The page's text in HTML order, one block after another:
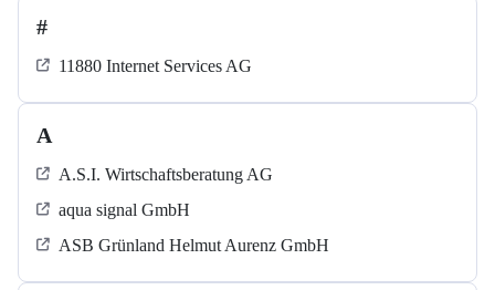
#
11880 Internet Services AG
A
A.S.I. Wirtschaftsberatung AG
aqua signal GmbH
ASB Grün­land Helmut Au­renz GmbH